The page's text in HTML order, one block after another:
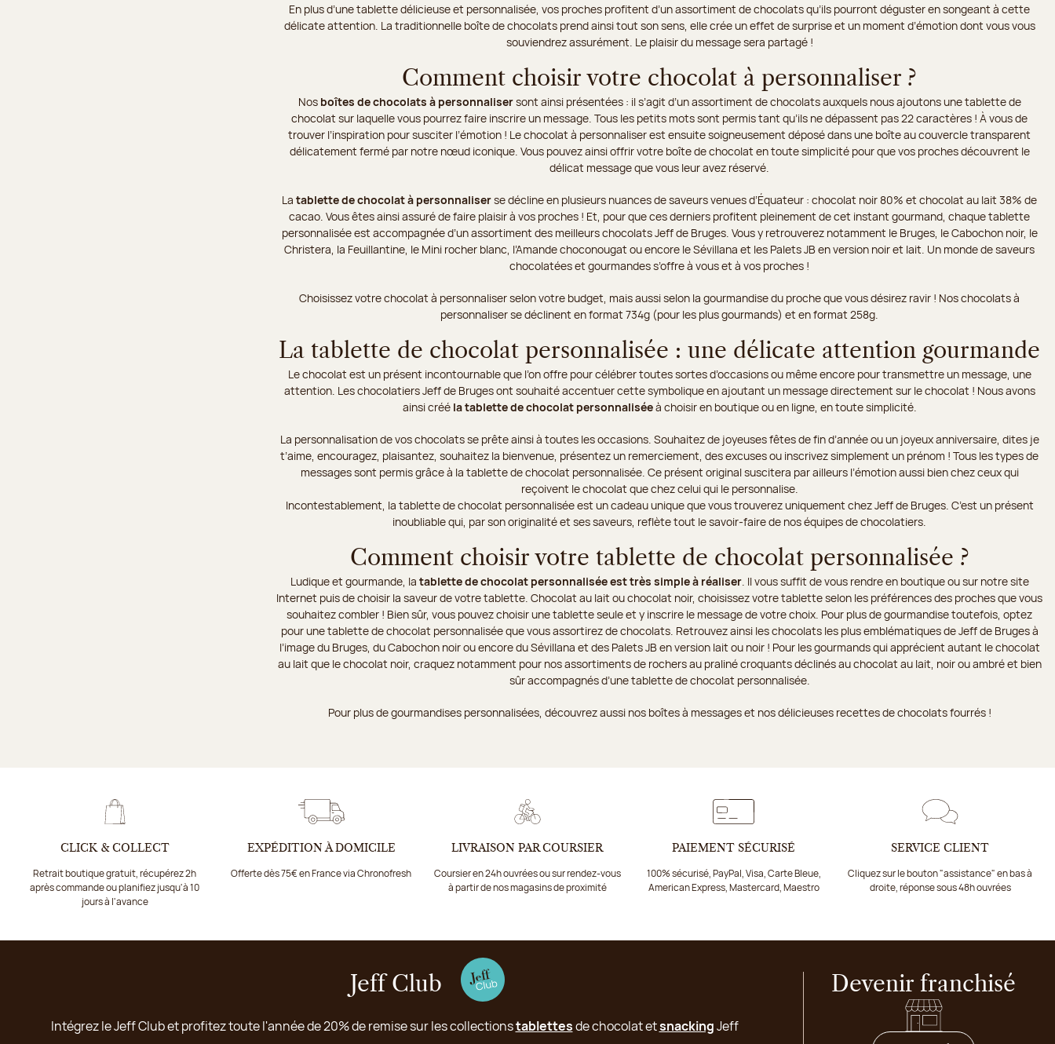
En plus d’une tablette délicieuse et personnalisée, vos proches profitent d’un assortiment de chocolats qu’ils pourront déguster en songeant à cette
délicate attention. La traditionnelle boîte de chocolats prend ainsi tout son sens, elle crée un effet de surprise et un moment d’émotion dont vous vous
souviendrez assurément. Le plaisir du message sera partagé !
Comment choisir votre chocolat à personnaliser ?
Nos boîtes de chocolats à personnalisersont ainsi présentées : il s’agit d’un assortiment de chocolats auxquels nous ajoutons une tablette de
chocolat sur laquelle vous pourrez faire inscrire un message. Tous les petits mots sont permis tant qu’ils ne dépassent pas 22 caractères ! À vous de
trouver l’inspiration pour susciter l’émotion ! Le chocolat à personnaliser est ensuite soigneusement déposé dans une boîte au couvercle transparent
délicatement fermé par notre nœud iconique. Vous pouvez ainsi offrir votre boîte de chocolat en toute simplicité pour que vos proches découvrent le
délicat message que vous leur avez réservé.
La tablette de chocolat à personnaliserse décline en plusieurs nuances de saveurs venues d’Équateur : chocolat noir 80% et chocolat au lait 38% de
cacao. Vous êtes ainsi assuré de faire plaisir à vos proches ! Et, pour que ces derniers profitent pleinement de cet instant gourmand, chaque tablette
personnalisée est accompagnée d’un assortiment des meilleurs chocolats Jeff de Bruges. Vous y retrouverez notamment le Bruges, le Cabochon noir, le
Christera, la Feuillantine, le Mini rocher blanc, l’Amande choconougat ou encore le Sévillana et les Palets JB en version noir et lait. Un monde de saveurs
chocolatées et gourmandes s’offre à vous et à vos proches !
Choisissez votre chocolat à personnaliser selon votre budget, mais aussi selon la gourmandise du proche que vous désirez ravir ! Nos chocolats à
personnaliser se déclinent en format 734g (pour les plus gourmands) et en format 258g.
La tablette de chocolat personnalisée : une délicate attention gourmande
Le chocolat est un présent incontournable que l’on offre pour célébrer toutes sortes d’occasions ou même encore pour transmettre un message, une
attention. Les chocolatiers Jeff de Bruges ont souhaité accentuer cette symbolique en ajoutant un message directement sur le chocolat ! Nous avons
ainsi créé la tablette de chocolat personnaliséeà choisir en boutique ou en ligne, en toute simplicité.
La personnalisation de vos chocolats se prête ainsi à toutes les occasions. Souhaitez de joyeuses fêtes de fin d’année ou un joyeux anniversaire, dites je
t’aime, encouragez, plaisantez, souhaitez la bienvenue, présentez un remerciement, des excuses ou inscrivez simplement un prénom ! Tous les types de
messages sont permis grâce à la tablette de chocolat personnalisée. Ce présent original suscitera par ailleurs l’émotion aussi bien chez ceux qui
reçoivent le chocolat que chez celui qui le personnalise.
Incontestablement, la tablette de chocolat personnalisée est un cadeau unique que vous trouverez uniquement chez Jeff de Bruges. C’est un présent
inoubliable qui, par son originalité et ses saveurs, reflète tout le savoir-faire de nos équipes de chocolatiers.
Comment choisir votre tablette de chocolat personnalisée ?
Ludique et gourmande, la tablette de chocolat personnalisée est très simple à réaliser. Il vous suffit de vous rendre en boutique ou sur notre site
Internet puis de choisir la saveur de votre tablette. Chocolat au lait ou chocolat noir, choisissez votre tablette selon les préférences des proches que vous
souhaitez combler ! Bien sûr, vous pouvez choisir une tablette seule et y inscrire le message de votre choix. Pour plus de gourmandise toutefois, optez
pour une tablette de chocolat personnalisée que vous assortirez de chocolats. Retrouvez ainsi les chocolats les plus emblématiques de Jeff de Bruges à
l’image du Bruges, du Cabochon noir ou encore du Sévillana et des Palets JB en version lait ou noir ! Pour les gourmands qui apprécient autant le chocolat
au lait que le chocolat noir, craquez notamment pour nos assortiments de rochers au praliné croquants déclinés au chocolat au lait, noir ou ambré et bien
sûr accompagnés d’une tablette de chocolat personnalisée.
Pour plus de gourmandises personnalisées, découvrez aussi nos boîtes à messages et nos délicieuses recettes de chocolats fourrés !
CLICK & COLLECT
Retrait boutique gratuit, récupérez 2h
après commande ou planifiez jusqu'à 10
jours à l'avance
EXPÉDITION À DOMICILE
Offerte dès 75€ en France via Chronofresh
LIVRAISON PAR COURSIER
Coursier en 24h ouvrées ou sur rendez-vous
à partir de nos magasins de proximité
PAIEMENT SÉCURISÉ
100% sécurisé, PayPal, Visa, Carte Bleue,
American Express, Mastercard, Maestro
SERVICE CLIENT
Cliquez sur le bouton "assistance" en bas à
droite, réponse sous 48h ouvrées
Jeff Club
Intégrez le Jeff Club et profitez toute l'année de 20% de remise sur les collectionstablettesde chocolat etsnackingJeff
Devenir franchisé